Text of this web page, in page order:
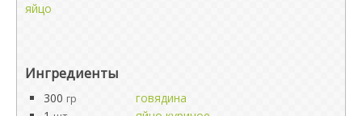
яйцо
Ингредиенты
300 гр
говядина